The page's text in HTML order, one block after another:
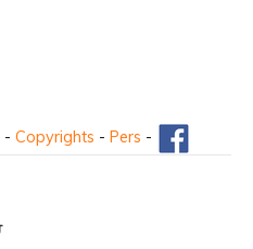
- Copyrights - Pers -